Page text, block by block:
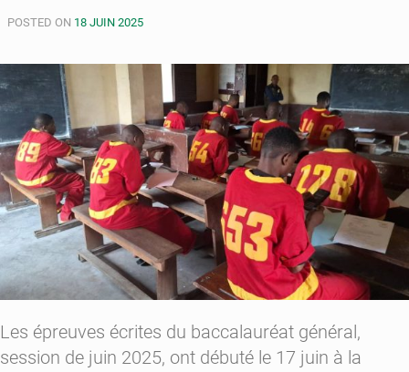
pour
présumée
déstabilisation
l’État
POSTED ON 18 JUIN 2025
Les épreuves écrites du baccalauréat général,
session de juin 2025, ont débuté le 17 juin à la